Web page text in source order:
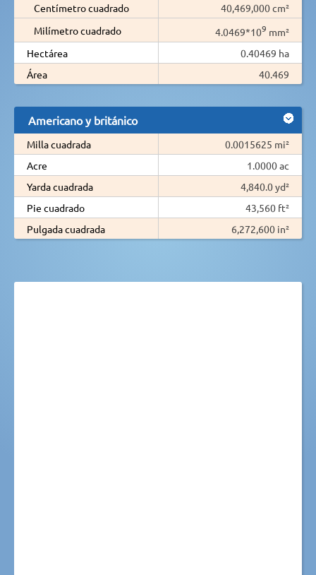
Centímetro cuadrado
40,469,000 cm²
Milímetro cuadrado
4.0469*109 mm²
Hectárea
0.40469 ha
Área
40.469
Americano y británico
Milla cuadrada
0.0015625 mi²
Acre
1.0000 ac
Yarda cuadrada
4,840.0 yd²
Pie cuadrado
43,560 ft²
Pulgada cuadrada
6,272,600 in²